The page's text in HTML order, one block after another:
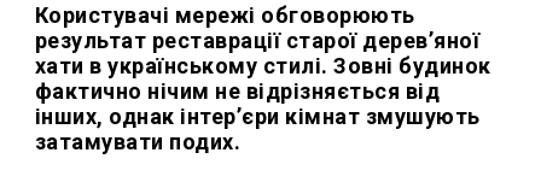
Користувачі мережі обговорюють
результат реставрації старої дерев’яної
хати в українському стилі. Зовні будинок
фактично нічим не відрізняється від
інших, однак інтер’єри кімнат змушують
затамувати подих.